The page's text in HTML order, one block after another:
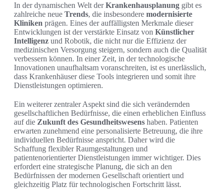
In der dynamischen Welt derKrankenhausplanung gibt es
zahlreiche neue Trends, die insbesondere modernisierte
Kliniken prägen. Eines der auffälligsten Merkmale dieser
Entwicklungen ist der verstärkte Einsatz von Künstlicher
Intelligenz und Robotik, die nicht nur die Effizienz der
medizinischen Versorgung steigern, sondern auch die Qualität
verbessern können. In einer Zeit, in der technologische
Innovationen unaufhaltsam voranschreiten, ist es unerlässlich,
dass Krankenhäuser diese Tools integrieren und somit ihre
Dienstleistungen optimieren.
Ein weiterer zentraler Aspekt sind die sich verändernden
gesellschaftlichen Bedürfnisse, die einen erheblichen Einfluss
auf die Zukunft des Gesundheitswesens haben. Patienten
erwarten zunehmend eine personalisierte Betreuung, die ihre
individuellen Bedürfnisse anspricht. Daher wird die
Schaffung flexibler Raumgestaltungen und
patientenorientierter Dienstleistungen immer wichtiger. Dies
erfordert eine strategische Planung, die sich an den
Bedürfnissen der modernen Gesellschaft orientiert und
gleichzeitig Platz für technologischen Fortschritt lässt.